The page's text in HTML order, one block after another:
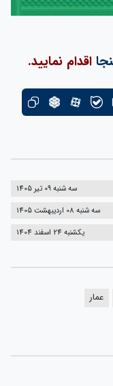
اقدام نمایید.
سه شنبه 09 تیر 1405
سه شنبه 08 اردیبهشت 1405
یکشنبه 24 اسفند 1404
عمار